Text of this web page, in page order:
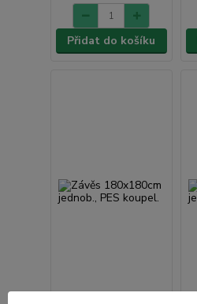
Přidat do košíku